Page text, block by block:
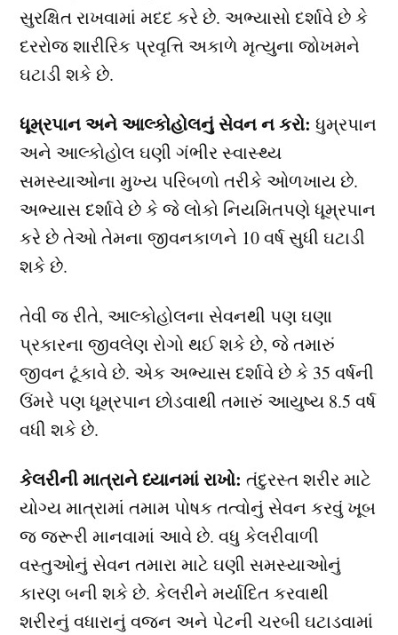
સુરક્ષિત રાખવામાં મદદ કરે છે. અભ્યાસો દર્શાવે છે કે
દરરોજ શારીરિક પ્રવૃત્તિ અકાળે મૃત્યુના જોખમને
ઘટાડી શકે છે.
ધૂમ્રપાન અને આલ્કોહોલનું સેવન ન કરો: ધુમ્રપાન
અને આલ્કોહોલ ઘણી ગંભીર સ્વાસ્થ્ય
સમસ્યાઓના મુખ્ય પરિબળો તરીકે ઓળખાય છે.
અભ્યાસ દર્શાવે છે કે જે લોકો નિયમિતપણે ધૂમ્રપાન
કરે છે તેઓ તેમના જીવનકાળને 10 વર્ષ સુધી ઘટાડી
શકે છે.
તેવી જ રીતે, આલ્કોહોલના સેવનથી પણ ઘણા
પ્રકારના જીવલેણ રોગો થઈ શકે છે, જે તમારું
જીવન ટૂંકાવે છે. એક અભ્યાસ દર્શાવે છે કે 35 વર્ષની
ઉંમરે પણ ધૂમ્રપાન છોડવાથી તમારું આયુષ્ય 8.5 વર્ષ
વધી શકે છે.
કેલરીની માત્રાને ધ્યાનમાં રાખો: તંદુરસ્ત શરીર માટે
યોગ્ય માત્રામાં તમામ પોષક તત્વોનું સેવન કરવું ખૂબ
જ જરૂરી માનવામાં આવે છે. વધુ કેલરીવાળી
વસ્તુઓનું સેવન તમારા માટે ઘણી સમસ્યાઓનું
કારણ બની શકે છે. કેલરીને મર્યાદિત કરવાથી
શરીરનું વધારાનું વજન અને પેટની ચરબી ઘટાડવામાં